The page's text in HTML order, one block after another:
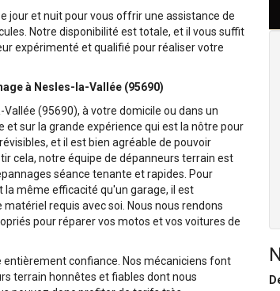
jour et nuit pour vous offrir une assistance de
Notre disponibilité est totale, et il vous suffit
expérimenté et qualifié pour réaliser votre
à Nesles-la-Vallée (95690)
(95690), à votre domicile ou dans un
sur la grande expérience qui est la nôtre pour
et il est bien agréable de pouvoir
cela, notre équipe de dépanneurs terrain est
séance tenante et rapides. Pour
la même efficacité qu'un garage, il est
requis avec soi. Nous nous rendons
pour réparer vos motos et vos voitures de
entièrement confiance. Nos mécaniciens font
terrain honnêtes et fiables dont nous